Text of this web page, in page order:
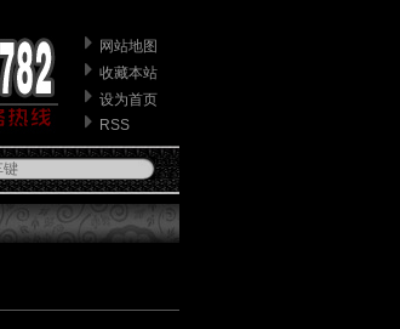
网站地图
收藏本站
设为首页
RSS